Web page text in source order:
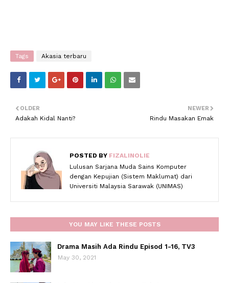
Tags Akasia terbaru
NEWER
Rindu Masakan Emak
OLDER
Adakah Kidal Nanti?
POSTED BY FIZALINOLIE
Lulusan Sarjana Muda Sains Komputer
dengan Kepujian (Sistem Maklumat) dari
Universiti Malaysia Sarawak (UNIMAS)
YOU MAY LIKE THESE POSTS
Drama Masih Ada Rindu Episod 1-16, TV3
May 30, 2021